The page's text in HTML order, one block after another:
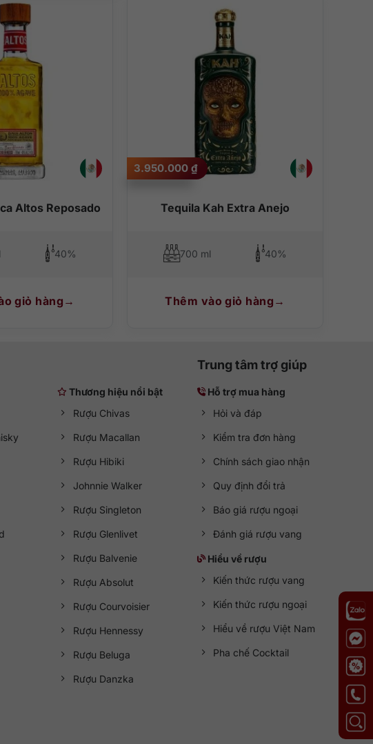
chanh để gia tăng hương vị. Chai tequila thú vị này cũng xuất hiện
Altos Reposado
40%
giỏ hàng
Tequila Kah Extra Anejo
3.950.000 ₫
700 ml 40%
Thêm vào giỏ hàng
Thương hiệu nổi bật
Rượu Chivas
Rượu Macallan
Rượu Hibiki
Johnnie Walker
Rượu Singleton
Rượu Glenlivet
Rượu Balvenie
Rượu Absolut
Rượu Courvoisier
Rượu Hennessy
Rượu Beluga
Rượu Danzka
Trung tâm trợ giúp
Hỗ trợ mua hàng
Hỏi và đáp
Kiểm tra đơn hàng
Chính sách giao nhận
Quy định đổi trả
Báo giá rượu ngoại
Đánh giá rượu vang
Hiểu về rượu
Kiến thức rượu vang
Kiến thức rượu ngoại
Hiểu về rượu Việt Nam
Pha chế Cocktail